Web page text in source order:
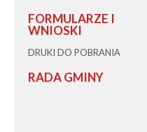
FORMULARZE I
WNIOSKI
DRUKI DO POBRANIA
RADA GMINY